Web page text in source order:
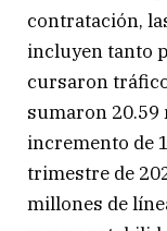
contratación,
incluyen tanto
cursaron
sumaron
incremento de
trimestre de
millones de